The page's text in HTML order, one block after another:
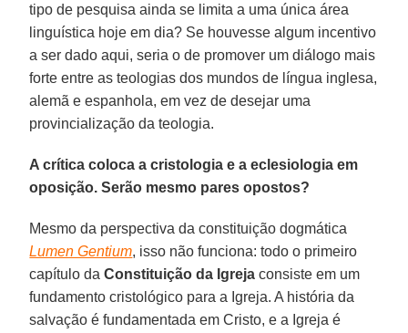
tipo de pesquisa ainda se limita a uma única área
linguística hoje em dia? Se houvesse algum incentivo
a ser dado aqui, seria o de promover um diálogo mais
forte entre as teologias dos mundos de língua inglesa,
alemã e espanhola, em vez de desejar uma
provincialização da teologia.
A crítica coloca a cristologia e a eclesiologia em
oposição. Serão mesmo pares opostos?
Mesmo da perspectiva da constituição dogmática
Lumen Gentium, isso não funciona: todo o primeiro
capítulo daConstituição da Igreja consiste em um
fundamento cristológico para a Igreja. A história da
salvação é fundamentada em Cristo, e a Igreja é